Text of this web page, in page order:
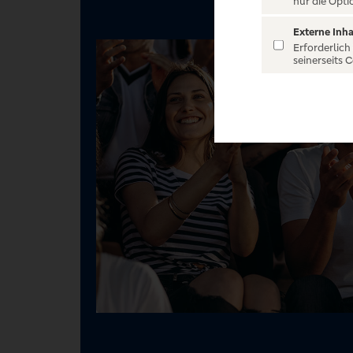
Externe
Erforderlich
seinerseits